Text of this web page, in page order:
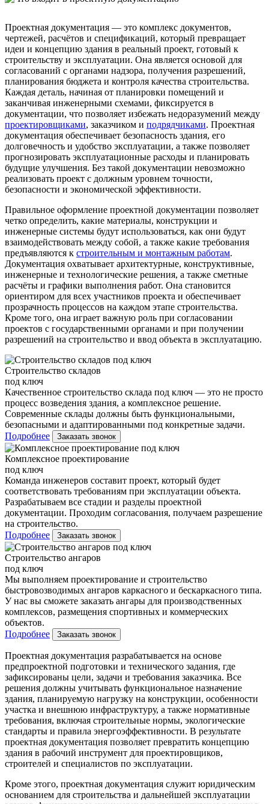
Проектная документация — это комплекс документов,
чертежей, расчётов и спецификаций, который превращает
идеи и концепцию здания в реальный проект, готовый к
строительству и эксплуатации. Она является основой для
согласований с органами надзора, получения разрешений,
планирования бюджета и контроля качества строительства.
Каждая деталь, начиная от планировки помещений и
заканчивая инженерными схемами, фиксируется в
документации, что позволяет избежать недоразумений между
проектировщиками, заказчиком и подрядчиками. Проектная
документация обеспечивает безопасность здания, его
долговечность и удобство эксплуатации, а также позволяет
прогнозировать эксплуатационные расходы и планировать
будущие улучшения. Без такой документации невозможно
реализовать проект с должным уровнем точности,
безопасности и экономической эффективности.
Правильное оформление проектной документации позволяет
четко определить, какие материалы, конструкции и
инженерные системы будут использоваться, как они будут
взаимодействовать между собой, а также какие требования
предъявляются к строительным и монтажным работам.
Документация охватывает архитектурные, конструктивные,
инженерные и технологические решения, а также сметные
расчёты и графики выполнения работ. Она становится
ориентиром для всех участников проекта и обеспечивает
прозрачность процессов на каждом этапе строительства.
Кроме того, она играет важную роль при согласовании
проектов с государственными органами и при получении
разрешений на строительство и ввод объекта в эксплуатацию.
Строительство складов
под ключ
Качественное строительство склада под ключ — это не просто
процесс возведения здания, а комплексное решение.
Современные склады должны быть функциональными,
безопасными и адаптированными под конкретные задачи.
Подробнее
Заказать звонок
Комплексное проектирование
под ключ
Команда инженеров составит проект, который будет
соответствовать требованиям при эксплуатации объекта.
Разрабатываем все стадии и разделы проектной
документации. Проходим согласования, получаем разрешение
на строительство.
Подробнее
Заказать звонок
Строительство ангаров
под ключ
Мы выполняем проектирование и строительство
быстровозводимых ангаров каркасного и бескаркасного типа.
У нас вы сможете заказать ангары для производственных
комплексов, размещения спортивных и коммерческих
объектов.
Подробнее
Заказать звонок
Проектная документация разрабатывается на основе
предпроектной подготовки и технического задания, где
зафиксированы цели, задачи и требования заказчика. Все
решения должны учитывать функциональное назначение
здания, планируемую нагрузку на конструкции, особенности
участка и внешнюю инфраструктуру, а также нормативные
требования, включая строительные нормы, экологические
стандарты и правила энергоэффективности. В результате
проектная документация позволяет превратить концепцию
здания в рабочий инструмент для проектировщиков,
строителей и специалистов по эксплуатации.
Кроме этого, проектная документация служит юридическим
основанием для строительства и дальнейшей эксплуатации